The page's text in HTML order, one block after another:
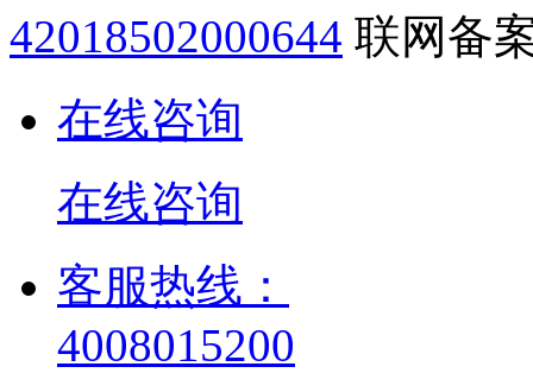
42018502000644 联网备
在线咨询
在线咨询
客服热线：
4008015200